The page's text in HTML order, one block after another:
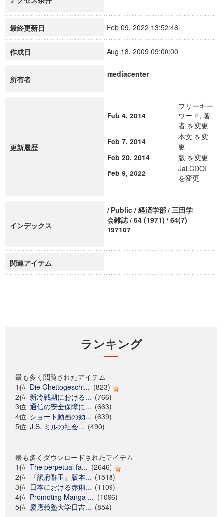
最終更新日 Feb 09, 2022 13:52:46
作成日 Aug 18, 2009 09:00:00
所有者
mediacenter
更新履歴
Feb 4, 2014
フリーキー
ワード, 著
者 を変更
Feb 7, 2014
本文 を変
更
Feb 20, 2014
版 を変更
Feb 9, 2022
JaLCDOI
を変更
インデックス
/ Public / 経済学部 / 三田学
会雑誌 / 64 (1971) / 64(7)
197107
関連アイテム
ランキング
最も多く閲覧されたアイテム
1位 Die Ghettogeschi... (823)
2位 新冷戦期における... (766)
3位 通信の安全保障に... (663)
4位 ショート動画の効... (639)
5位 J.S. ミルの社会... (490)
最も多くダウンロードされたアイテム
1位 The perpetual fa... (2646)
2位
『韻府群玉』版本... (1518)
3位 日本における赤痢... (1109)
4位 Promoting Manga ... (1096)
5位 慶應義塾大学日吉... (854)